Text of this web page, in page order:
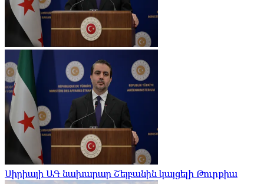
Սիրիայի ԱԳ նախարար Շեյբանին կայցելի Թուրքիա